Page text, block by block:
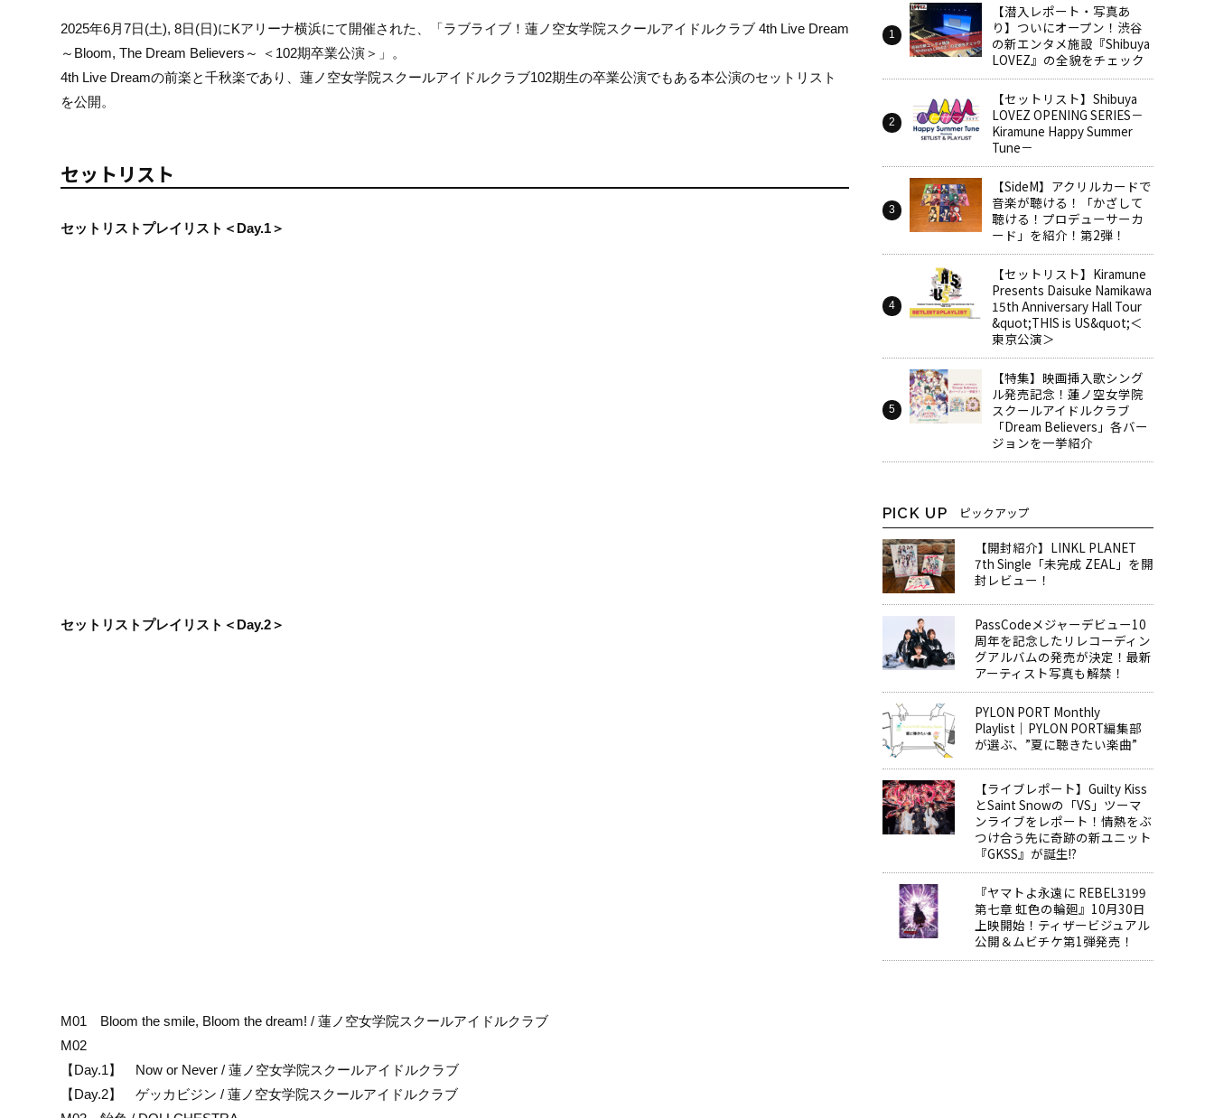
2025年6月7日(土), 8日(日)にKアリーナ横浜にて開催された、「ラブライブ！蓮ノ空女学院スクールアイドルクラブ 4th Live Dream
～Bloom, The Dream Believers～ ＜102期卒業公演＞」。
4th Live Dreamの前楽と千秋楽であり、蓮ノ空女学院スクールアイドルクラブ102期生の卒業公演でもある本公演のセットリスト
を公開。
セットリスト
セットリストプレイリスト＜Day.1＞
セットリストプレイリスト＜Day.2＞
M01 Bloom the smile, Bloom the dream! / 蓮ノ空女学院スクールアイドルクラブ
M02
【Day.1】 Now or Never / 蓮ノ空女学院スクールアイドルクラブ
【Day.2】 ゲッカビジン / 蓮ノ空女学院スクールアイドルクラブ
【潜入レポート・写真あ
り】ついにオープン！渋谷
の新エンタメ施設『Shibuya
LOVEZ』の全貌をチェック
【セットリスト】Shibuya
LOVEZ OPENING SERIES－
Kiramune Happy Summer
Tune－
【SideM】アクリルカードで
音楽が聴ける！「かざして
聴ける！プロデューサーカ
ード」を紹介！第2弾！
【セットリスト】Kiramune
Presents Daisuke Namikawa
15th Anniversary Hall Tour
&quot;THIS is US&quot;＜
東京公演＞
【特集】映画挿入歌シング
ル発売記念！蓮ノ空女学院
スクールアイドルクラブ
「Dream Believers」各バー
ジョンを一挙紹介
PICK UP ピックアップ
【開封紹介】LINKL PLANET
7th Single「未完成 ZEAL」を開
封レビュー！
PassCodeメジャーデビュー10
周年を記念したリレコーディン
グアルバムの発売が決定！最新
アーティスト写真も解禁！
PYLON PORT Monthly
Playlist│PYLON PORT編集部
が選ぶ、”夏に聴きたい楽曲”
【ライブレポート】Guilty Kiss
とSaint Snowの「VS」ツーマ
ンライブをレポート！情熱をぶ
つけ合う先に奇跡の新ユニット
『GKSS』が誕生!?
『ヤマトよ永遠に REBEL3199
第七章 虹色の輪廻』10月30日
上映開始！ティザービジュアル
公開＆ムビチケ第1弾発売！